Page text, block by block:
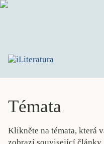
Témata
Klikněte na témata, která
zobrazí související články.